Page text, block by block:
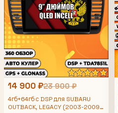
14 900 ₽23 900 ₽
4гб+64гб с DSP для SUBARU
OUTBACK, LEGACY (2003-2009),